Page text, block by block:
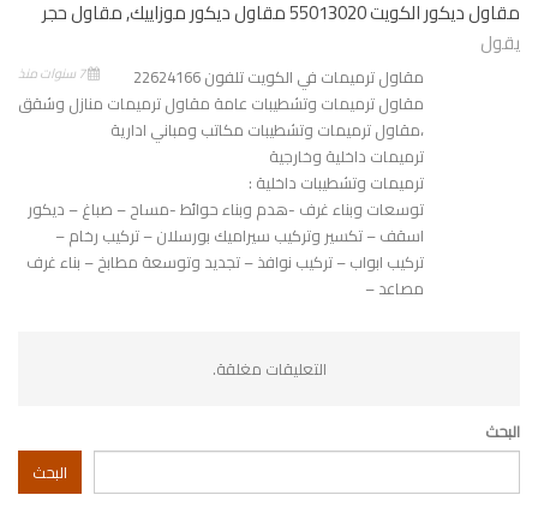
مقاول ديكور الكويت 55013020 مقاول ديكور موزاييك, مقاول حجر
يقول
7 سنوات منذ
مقاول ترميمات في الكويت تلفون 22624166
مقاول ترميمات وتشطيبات عامة مقاول ترميمات منازل وشقق
،مقاول ترميمات وتشطيبات مكاتب ومباني ادارية
ترميمات داخلية وخارجية
ترميمات وتشطيبات داخلية :
توسعات وبناء غرف -هدم وبناء حوائط -مساح – صباغ – ديكور
اسقف – تكسير وتركيب سيراميك بورسلان – تركيب رخام –
تركيب ابواب – تركيب نوافذ – تجديد وتوسعة مطابخ – بناء غرف
مصاعد –
التعليقات مغلقة.
البحث
البحث